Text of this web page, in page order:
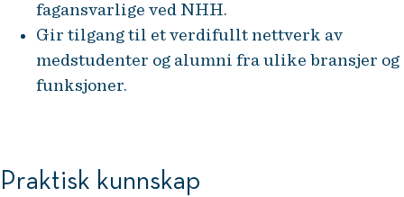
fagansvarlige ved NHH.
Gir tilgang til et verdifullt nettverk av
medstudenter og alumni fra ulike bransjer og
funksjoner.
Praktisk kunnskap